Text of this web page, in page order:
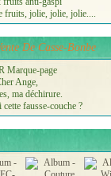
fruits, jolie, jolie, jolie....
De Casse-Bonbe
Marque-page
Ange,
ma déchirure.
fausse-couche ?